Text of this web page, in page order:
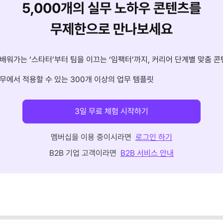
5,000개의 실무 노하우 콘텐츠를
무제한으로 만나보세요
워가는 ‘스타터’부터 팀을 이끄는 ‘임팩터’까지, 커리어 단계별 맞춤 콘
에서 적용할 수 있는 300개 이상의 업무 템플릿
3일 무료 체험 시작하기
멤버십을 이용 중이시라면 로그인 하기
B2B 기업 고객이라면 B2B 서비스 안내